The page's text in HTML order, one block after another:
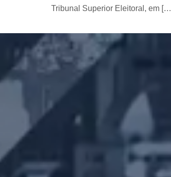
Tribunal Superior Eleitoral, em […]